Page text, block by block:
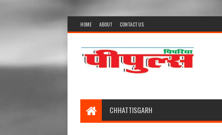
HOME ABOUT CONTACT US
CHHATTISGARH